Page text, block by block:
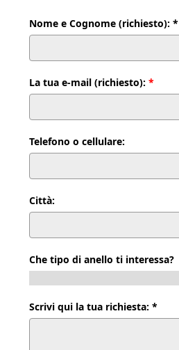
Nome e Cognome (richiesto): *
La tua e-mail (richiesto):*
Telefono o cellulare:
Città:
Che tipo di anello ti interessa?
Scrivi qui la tua richiesta: *